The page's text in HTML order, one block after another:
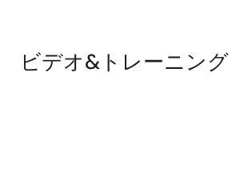
ビデオ&トレーニング